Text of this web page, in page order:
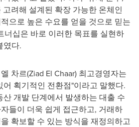
려해 설계된 확장 가능한 온체인
으로 높은 수요를 얻을 것으로 믿는
너십은 바로 이러한 목표를 실현하
였다.
차르(Ziad El Chaar) 최고경영자는
어 획기적인 전환점"이라고 말했다.
산 개발 단계에서 발생하는 대출 수
들이 더욱 쉽게 접근하고, 거래하
확보할 수 있는 방식을 재정의하고